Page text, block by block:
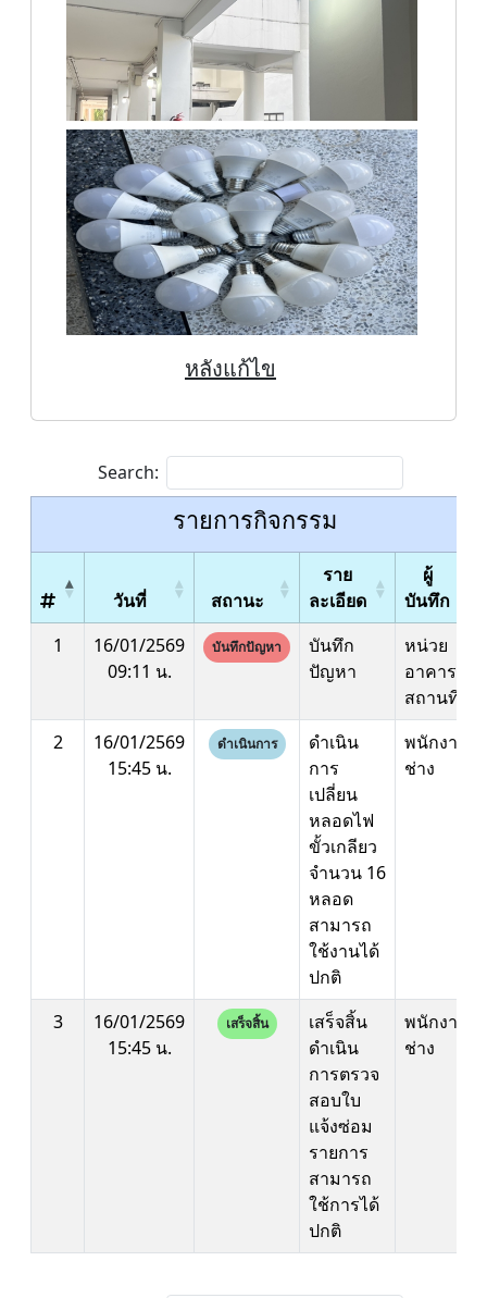
หลังแก้ไข
Search:
รายการกิจกรรม
วันที่ สถานะ
ราย
ละเอียด
ผู้
บันทึก
1
16/01/2569
09:11 น.
บันทึกปัญหา
บันทึก
ปัญหา
หน่วย
อาคาร
สถานที่
2
16/01/2569
15:45 น.
ดำเนินการ
ดำเนิน
การ
เปลี่ยน
หลอดไฟ
ขั้วเกลียว
จำนวน 16
หลอด
สามารถ
ใช้งานได้
ปกติ
พนักงาน
ช่าง
3
16/01/2569
15:45 น.
เสร็จสิ้น
เสร็จสิ้น
ดำเนิน
การตรวจ
สอบใบ
แจ้งซ่อม
รายการ
สามารถ
ใช้การได้
ปกติ
พนักงาน
ช่าง